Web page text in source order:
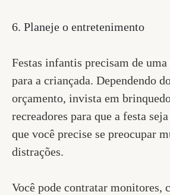
6. Planeje o entretenimento
Festas infantis precisam de
para a criançada. Dependendo
orçamento, invista em
recreadores para que a festa
que você precise se preocupar
distrações.
Você pode contratar monitores,